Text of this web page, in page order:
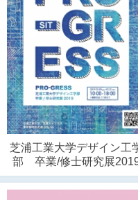
芝浦工業大学デザイン工
部 卒業/修士研究展